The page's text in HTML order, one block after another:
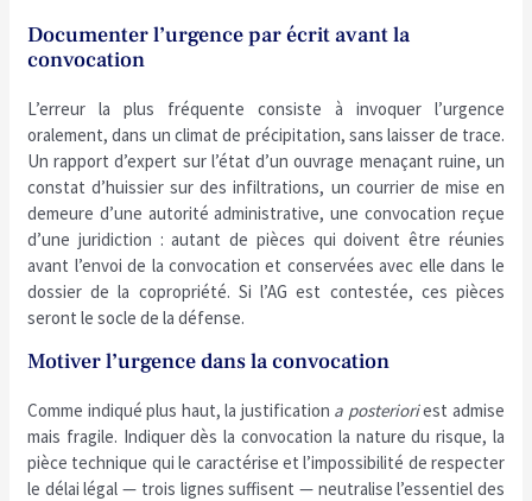
Documenter l’urgence par écrit avant la
convocation
L’erreur la plus fréquente consiste à invoquer l’urgence
oralement, dans un climat de précipitation, sans laisser de trace.
Un rapport d’expert sur l’état d’un ouvrage menaçant ruine, un
constat d’huissier sur des infiltrations, un courrier de mise en
demeure d’une autorité administrative, une convocation reçue
d’une juridiction : autant de pièces qui doivent être réunies
avant l’envoi de la convocation et conservées avec elle dans le
dossier de la copropriété. Si l’AG est contestée, ces pièces
seront le socle de la défense.
Motiver l’urgence dans la convocation
Comme indiqué plus haut, la justification a posterioriest admise
mais fragile. Indiquer dès la convocation la nature du risque, la
pièce technique qui le caractérise et l’impossibilité de respecter
le délai légal — trois lignes suffisent — neutralise l’essentiel des